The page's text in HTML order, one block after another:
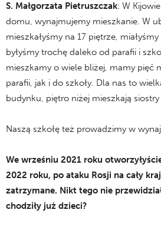
S. Małgorzata Pietruszczak: W
domu, wynajmujemy mieszkanie. W
mieszkałyśmy na 17 piętrze,
byłyśmy trochę daleko od parafii i
mieszkamy o wiele bliżej, mamy pięć
parafii, jak i do szkoły. Dla nas to
budynku, piętro niżej mieszkają
Naszą szkołę też prowadzimy w
We wrześniu 2021 roku
2022 roku, po ataku Rosji na cały
zatrzymane. Nikt tego nie
chodziły już dzieci?